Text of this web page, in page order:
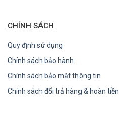
CHÍNH SÁCH
Quy định sử dụng
Chính sách bảo hành
Chính sách bảo mật thông tin
Chính sách đổi trả hàng & hoàn tiền